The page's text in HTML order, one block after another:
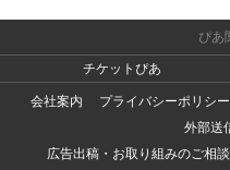
ぴあ
チケットぴあ
会社案内
プライバシーポリシー
外部送
広告出稿・お取り組みのご相